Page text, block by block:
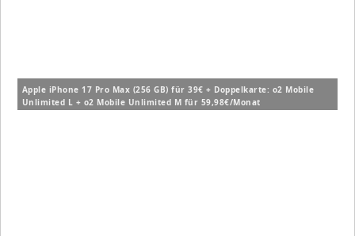
Apple iPhone 17 Pro Max (256 GB) für 39€ + Doppelkarte: o2 Mobile
Unlimited L + o2 Mobile Unlimited M für 59,98€/Monat